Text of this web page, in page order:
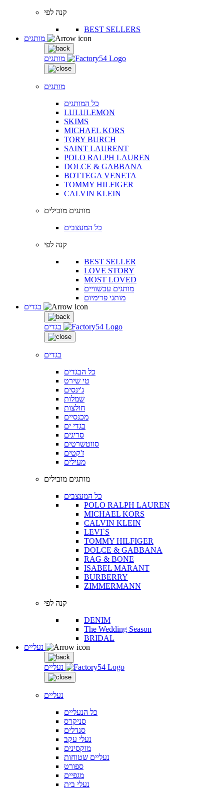
קנה לפי
BEST SELLERS
מותגים
מותגים
כל המותגים
LULULEMON
SKIMS
MICHAEL KORS
TORY BURCH
SAINT LAURENT
POLO RALPH LAUREN
DOLCE & GABBANA
BOTTEGA VENETA
TOMMY HILFIGER
CALVIN KLEIN
מותגים מובילים
כל המעצבים
קנה לפי
BEST SELLER
LOVE STORY
MOST LOVED
מותגים עכשוויים
מותגי פרימיום
בגדים
בגדים
כל הבגדים
טי שירט
ג'ינסים
שמלות
חולצות
מכנסיים
בגדי ים
סריגים
סווטשרטים
ז'קטים
מעילים
מותגים מובילים
כל המעצבים
POLO RALPH LAUREN
MICHAEL KORS
CALVIN KLEIN
LEVI`S
TOMMY HILFIGER
DOLCE & GABBANA
RAG & BONE
ISABEL MARANT
BURBERRY
ZIMMERMANN
קנה לפי
DENIM
The Wedding Season
BRIDAL
נעליים
נעליים
כל הנעליים
סניקרס
סנדלים
נעלי עקב
מוקסינים
נעליים שטוחות
ספורט
מגפיים
נעלי בית